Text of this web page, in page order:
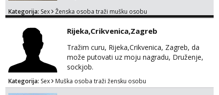
trazim puno samo malo njeznosti i
poljupce po tijelu koji me jako
pale,obozavam kad muskarac preuzme
kontrolu . javi se :) Klikni na link ispod i nadji
me tamo, cekam te!
Kategorija: Sex Ženska osoba traži mušku osobu
Rijeka,Crikvenica,Zagreb
Tražim curu, Rijeka,Crikvenica, Zagreb, da
može putovati uz moju nagradu, Druženje,
sockjob.
Kategorija: Sex Muška osoba traži žensku osobu